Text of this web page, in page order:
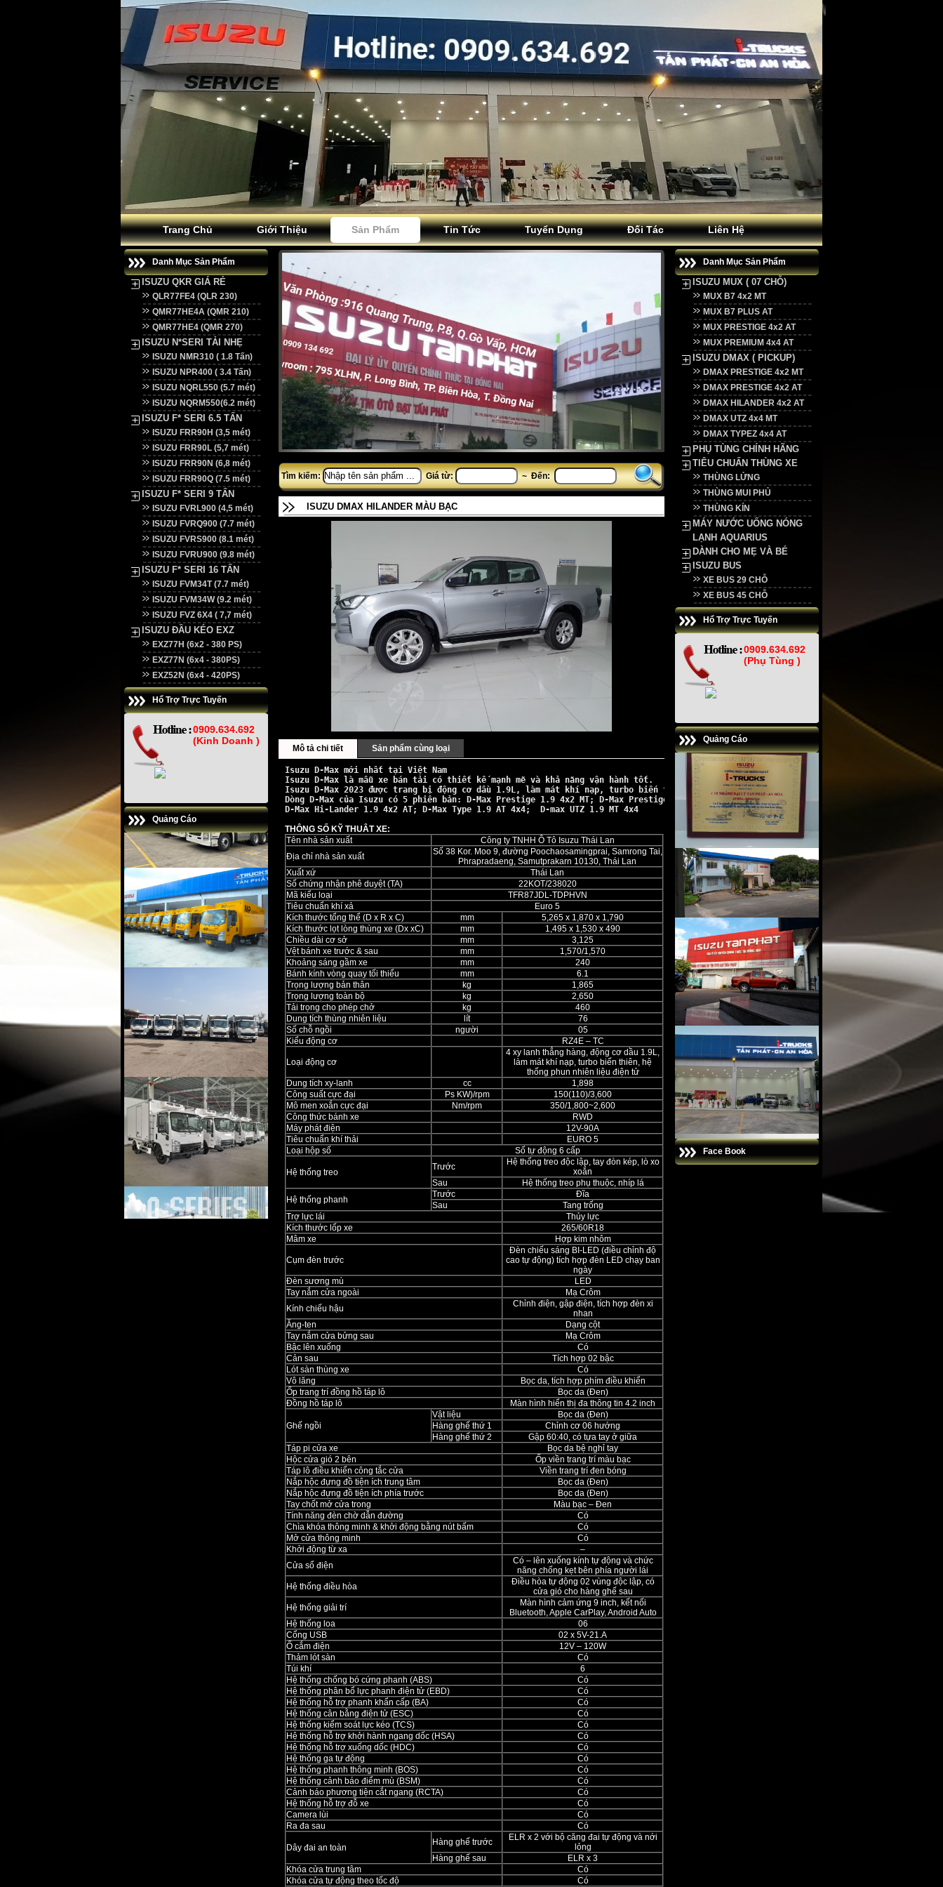
Trang Chủ Giới Thiệu Sản Phẩm Tin Tức Tuyển Dụng Đối Tác Liên Hệ
Danh Mục Sản Phẩm
ISUZU QKR GIÁ RẺ
QLR77FE4 (QLR 230)
QMR77HE4A (QMR 210)
QMR77HE4 (QMR 270)
ISUZU N*SERI TẢI NHẸ
ISUZU NMR310 ( 1.8 Tấn)
ISUZU NPR400 ( 3.4 Tấn)
ISUZU NQRL550 (5.7 mét)
ISUZU NQRM550(6.2 mét)
ISUZU F* SERI 6.5 TẤN
ISUZU FRR90H (3,5 mét)
ISUZU FRR90L (5,7 mét)
ISUZU FRR90N (6,8 mét)
ISUZU FRR90Q (7.5 mét)
ISUZU F* SERI 9 TẤN
ISUZU FVRL900 (4,5 mét)
ISUZU FVRQ900 (7.7 mét)
ISUZU FVRS900 (8.1 mét)
ISUZU FVRU900 (9.8 mét)
ISUZU F* SERI 16 TẤN
ISUZU FVM34T (7.7 mét)
ISUZU FVM34W (9.2 mét)
ISUZU FVZ 6X4 ( 7,7 mét)
ISUZU ĐẦU KÉO EXZ
EXZ77H (6x2 - 380 PS)
EXZ77N (6x4 - 380PS)
EXZ52N (6x4 - 420PS)
Hổ Trợ Trực Tuyến
0909.634.692
(Kinh Doanh )
Quảng Cáo
Tìm kiếm: Giá từ: ~ Đến:
ISUZU DMAX HILANDER MÀU BẠC
Mô tả chi tiết Sản phẩm cùng loại
Isuzu D-Max mới nhất tại Việt Nam
Isuzu D-Max là mẫu xe bán tải có thiết kế mạnh mẽ và khả năng vận hành tốt.
Isuzu D-Max 2023 được trang bị động cơ dầu 1.9L, làm mát khí nạp, turbo biến thiên, hệ thống phun nhiên liệu điện tử, giúp sinh công
Dòng
D-Max của Isuzu có 5 phiên bản: D-Max Prestige 1.9 4x2 MT; D-Max Prestige 1.9 4x2 AT
D-Max Hi-Lander 1.9 4x2 AT; D-Max Type 1.9 AT 4x4;
D-max UTZ 1.9 MT 4x4
THÔNG SỐ KỸ THUÂT XE:
Tên nhà sản xuất
Công ty TNHH Ô Tô Isuzu Thái Lan
Địa chỉ nhà sản xuất
Số 38 Kor. Moo 9, đường Poochaosamingprai, Samrong Tai,
Phrapradaeng, Samutprakarn 10130, Thái Lan
Xuất xứ
Thái Lan
Số chứng nhận phê duyệt (TA)
22KOT/238020
Mã kiểu loại
TFR87JDL-TDPHVN
Tiêu chuẩn khí xả
Euro 5
Kích thước tổng thể (D x R x C)
mm
5,265 x 1,870 x 1,790
Kích thước lọt lòng thùng xe (Dx xC)
mm
1,495 x 1,530 x 490
Chiều dài cơ sở
mm
3,125
Vệt bánh xe trước & sau
mm
1,570/1,570
Khoảng sáng gầm xe
mm
240
Bánh kính vòng quay tối thiểu
mm
6.1
Trọng lượng bản thân
kg
1,865
Trọng lượng toàn bộ
kg
2,650
Tải trọng cho phép chở
kg
460
Dung tích thùng nhiên liệu
lít
76
Số chỗ ngồi
người
05
Kiểu động cơ
RZ4E – TC
Loại động cơ
4 xy lanh thẳng hàng, động cơ dầu 1.9L,
làm mát khí nạp, turbo biến thiên, hệ
thống phun nhiên liệu điện tử
Dung tích xy-lanh
cc
1,898
Công suất cực đại
Ps KW)/rpm
150(110)/3,600
Mô men xoắn cực đại
Nm/rpm
350/1,800~2,600
Công thức bánh xe
RWD
Máy phát điện
12V-90A
Tiêu chuẩn khí thải
EURO 5
Loại hộp số
Số tự động 6 cấp
Hệ thống treo
Trước
Hệ thống treo độc lập, tay đòn kép, lò xo
xoắn
Sau
Hệ thống treo phụ thuộc, nhíp lá
Hệ thống phanh
Trước
Đĩa
Sau
Tang trống
Trợ lực lái
Thủy lực
Kích thước lốp xe
265/60R18
Mâm xe
Hợp kim nhôm
Cụm đèn trước
Đèn chiếu sáng BI-LED (điều chỉnh độ
cao tự động) tích hợp đèn LED chạy ban
ngày
Đèn sương mù
LED
Tay nắm cửa ngoài
Mạ Crôm
Kính chiếu hậu
Chỉnh điện, gập điện, tích hợp đèn xi
nhan
Ăng-ten
Dạng cột
Tay nắm cửa bửng sau
Mạ Crôm
Bậc lên xuống
Có
Cản sau
Tích hợp 02 bậc
Lót sàn thùng xe
Có
Vô lăng
Bọc da, tích hợp phím điều khiển
Ốp trang trí đồng hồ táp lô
Bọc da (Đen)
Đồng hồ táp lô
Màn hình hiển thị đa thông tin 4.2 inch
Ghế ngồi
Vật liệu
Bọc da (Đen)
Hàng ghế thứ 1
Chỉnh cơ 06 hướng
Hàng ghế thứ 2
Gập 60:40, có tựa tay ở giữa
Táp pi cửa xe
Bọc da bệ nghỉ tay
Hộc cửa gió 2 bên
Ốp viền trang trí màu bạc
Táp lô điều khiển công tắc cửa
Viền trang trí đen bóng
Nắp hộc đựng đồ tiện ích trung tâm
Bọc da (Đen)
Nắp hộc đựng đồ tiện ích phía trước
Bọc da (Đen)
Tay chốt mở cửa trong
Màu bạc – Đen
Tính năng đèn chờ dẫn đường
Có
Chìa khóa thông minh & khởi động bằng nút bấm
Có
Mở cửa thông minh
Có
Khởi động từ xa
–
Cửa sổ điện
Có – lên xuống kính tự động và chức
năng chống kẹt bên phía người lái
Hệ thống điều hòa
Điều hòa tự động 02 vùng độc lập, có
cửa gió cho hàng ghế sau
Hệ thống giải trí
Màn hình cảm ứng 9 inch, kết nối
Bluetooth, Apple CarPlay, Android Auto
Hệ thống loa
06
Cổng USB
02 x 5V-21.A
Ổ cắm điện
12V – 120W
Thảm lót sàn
Có
Túi khí
6
Hệ thống chống bó cứng phanh (ABS)
Có
Hệ thống phân bổ lực phanh điện tử (EBD)
Có
Hệ thống hỗ trợ phanh khẩn cấp (BA)
Có
Hệ thống cân bằng điện tử (ESC)
Có
Hệ thống kiểm soát lực kéo (TCS)
Có
Hệ thống hỗ trợ khởi hành ngang dốc (HSA)
Có
Hệ thống hỗ trợ xuống dốc (HDC)
Có
Hệ thống ga tự động
Có
Hệ thống phanh thông minh (BOS)
Có
Hệ thống cảnh báo điểm mù (BSM)
Có
Cảnh báo phương tiện cắt ngang (RCTA)
Có
Hệ thống hỗ trợ đỗ xe
Có
Camera lùi
Có
Ra đa sau
Có
Dây đai an toàn
Hàng ghế trước
ELR x 2 với bộ căng đai tự động và nới
lỏng
Hàng ghế sau
ELR x 3
Khóa cửa trung tâm
Có
Khóa cửa tự động theo tốc độ
Có
Danh Mục Sản Phẩm
ISUZU MUX ( 07 CHỖ)
MUX B7 4x2 MT
MUX B7 PLUS AT
MUX PRESTIGE 4x2 AT
MUX PREMIUM 4x4 AT
ISUZU DMAX ( PICKUP)
DMAX PRESTIGE 4x2 MT
DMAX PRESTIGE 4x2 AT
DMAX HILANDER 4x2 AT
DMAX UTZ 4x4 MT
DMAX TYPEZ 4x4 AT
PHỤ TÙNG CHÍNH HÃNG
TIÊU CHUẨN THÙNG XE
THÙNG LỬNG
THÙNG MUI PHỦ
THÙNG KÍN
MÁY NƯỚC UỐNG NÓNG
LẠNH AQUARIUS
DÀNH CHO MẸ VÀ BÉ
ISUZU BUS
XE BUS 29 CHỖ
XE BUS 45 CHỖ
Hổ Trợ Trực Tuyến
0909.634.692
(Phụ Tùng )
Quảng Cáo
Face Book